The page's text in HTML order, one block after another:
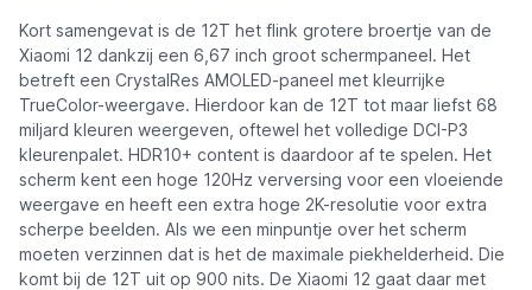
Kort samengevat is de 12T het flink grotere broertje van de
Xiaomi 12 dankzij een 6,67 inch groot schermpaneel. Het
betreft een CrystalRes AMOLED-paneel met kleurrijke
TrueColor-weergave. Hierdoor kan de 12T tot maar liefst 68
miljard kleuren weergeven, oftewel het volledige DCI-P3
kleurenpalet. HDR10+ content is daardoor af te spelen. Het
scherm kent een hoge 120Hz verversing voor een vloeiende
weergave en heeft een extra hoge 2K-resolutie voor extra
scherpe beelden. Als we een minpuntje over het scherm
moeten verzinnen dat is het de maximale piekhelderheid. Die
komt bij de 12T uit op 900 nits. De Xiaomi 12 gaat daar met